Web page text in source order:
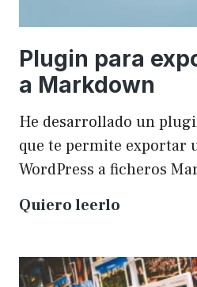
Plugin para
a Markdown
He desarrollado un
que te permite exportar
WordPress a ficheros
Quiero leerlo
exportar
un